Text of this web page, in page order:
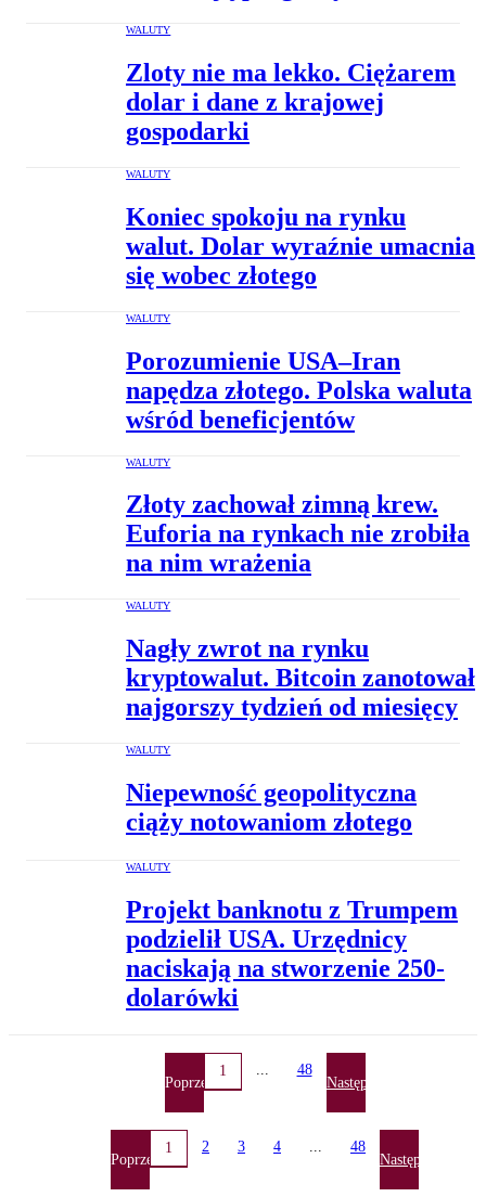
WALUTY
Zloty nie ma lekko. Ciężarem
dolar i dane z krajowej
gospodarki
WALUTY
Koniec spokoju na rynku
walut. Dolar wyraźnie umacnia
się wobec złotego
WALUTY
Porozumienie USA–Iran
napędza złotego. Polska waluta
wśród beneficjentów
WALUTY
Złoty zachował zimną krew.
Euforia na rynkach nie zrobiła
na nim wrażenia
WALUTY
Nagły zwrot na rynku
kryptowalut. Bitcoin zanotował
najgorszy tydzień od miesięcy
WALUTY
Niepewność geopolityczna
ciąży notowaniom złotego
WALUTY
Projekt banknotu z Trumpem
podzielił USA. Urzędnicy
naciskają na stworzenie 250-
dolarówki
Poprzednia
1 ... 48
Następna
Poprzednia
1 2 3 4 ... 48
Następna